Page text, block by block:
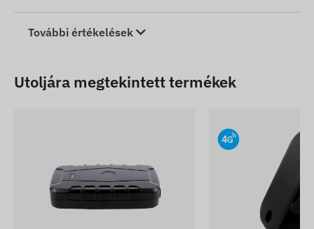
További értékelések
Utoljára megtekintett termékek